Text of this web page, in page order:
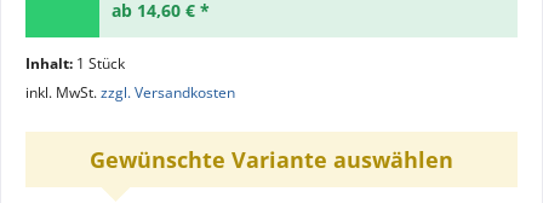
ab 14,60 € *
Inhalt: 1 Stück
inkl. MwSt.zzgl. Versandkosten
Gewünschte Variante auswählen